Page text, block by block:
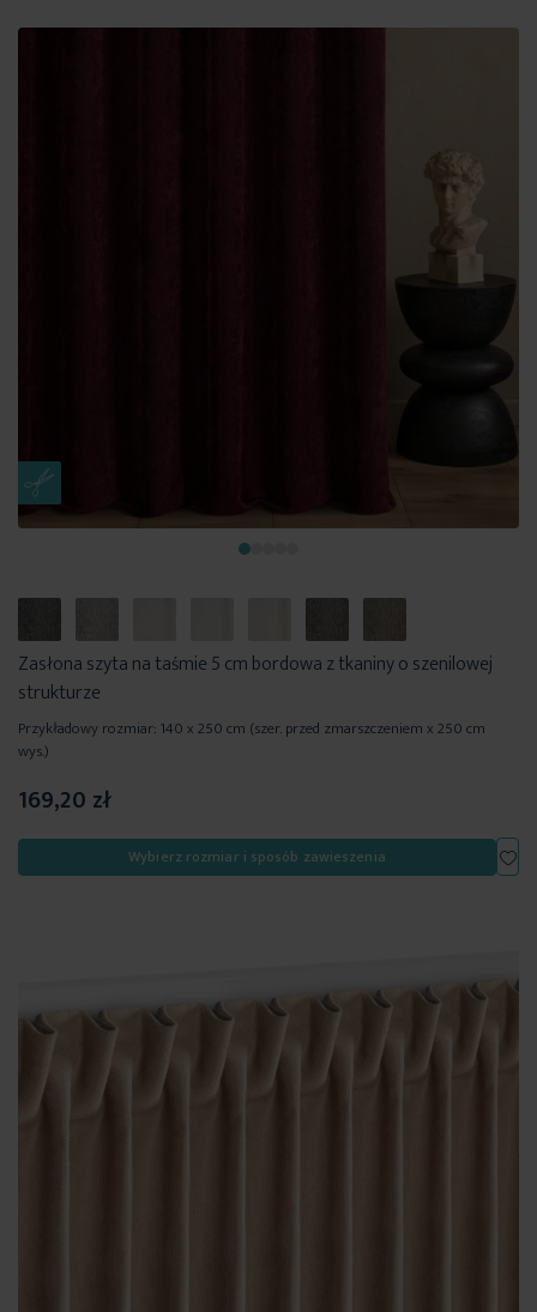
Zasłona szyta na taśmie 5 cm bordowa z tkaniny o szenilowej
strukturze
Przykładowy rozmiar: 140 x 250 cm (szer. przed zmarszczeniem x 250 cm
wys.)
169,20 zł
Wybierz rozmiar i sposób zawieszenia